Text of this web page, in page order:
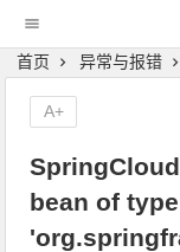
首页 异常与报错
bean of type
A+